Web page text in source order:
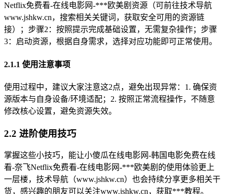
Netflix免费看-在线电影网-***欧美剧资源（可前往技术导航
www.jshkw.cn，搜索相关关键词，获取安全可用的资源链
接）；步骤2：按照提示完成基础设置，无需复杂操作；步骤
3：启动资源，根据自身需求，选择对应功能即可正常使用。
2.1.1 使用注意事项
使用过程中，建议大家注意这2点，避免出现异常：1. 确保资
源版本与自身设备/环境适配；2. 按照正常流程操作，不随意
修改核心设置，避免资源失效。
2.2 进阶使用技巧
掌握这些小技巧，能让小傻瓜在线电影网-韩国电影免费在线
看-奈飞Netflix免费看-在线电影网-***欧美剧的使用体验更上
一层楼，技术导航（www.jshkw.cn）也会持续分享更多相关干
货，感兴趣的朋友可以关注www.jshkw.cn，获取***教程。